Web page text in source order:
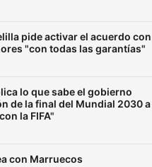
pide activar el acuerdo con
"con todas las garantías"
lo que sabe el gobierno
de la final del Mundial 2030 a
la FIFA"
con Marruecos